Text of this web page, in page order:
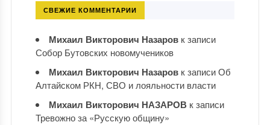
СВЕЖИЕ КОММЕНТАРИИ
Михаил Викторович Назаровк записи
Собор Бутовских новомучеников
Михаил Викторович Назаровк записиОб
Алтайском РКН, СВО и лояльности власти
Михаил Викторович НАЗАРОВ к записи
Тревожно за «Русскую общину»